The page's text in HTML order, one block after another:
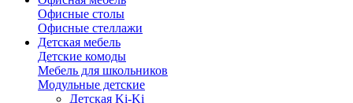
Офисные столы
Офисные стеллажи
Детская мебель
Детские комоды
Мебель для школьников
Модульные детские
Детская Ki-Ki